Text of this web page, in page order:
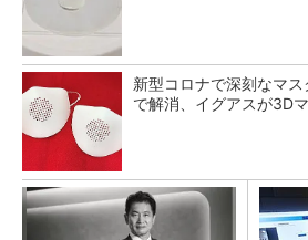
新型コロナで深刻なマ
で解消、イグアスが3D